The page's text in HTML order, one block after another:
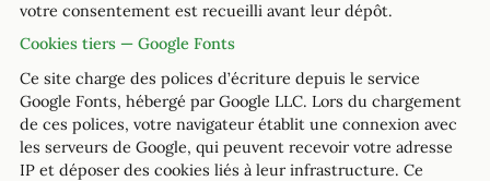
votre consentement est recueilli avant leur dépôt.
Cookies tiers — Google Fonts
Ce site charge des polices d’écriture depuis le service
Google Fonts, hébergé par Google LLC. Lors du chargement
de ces polices, votre navigateur établit une connexion avec
les serveurs de Google, qui peuvent recevoir votre adresse
IP et déposer des cookies liés à leur infrastructure. Ce